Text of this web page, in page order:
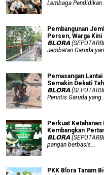
Lembaga Pendidikan
Pembangunan
Persen, Warga
𝗕𝗟𝗢𝗥𝗔
Jembatan Garuda
Pemasangan
Semakin Dekati
𝗕𝗟𝗢𝗥𝗔
Perintis Garuda
​Perkuat Ketahanan
Kembangkan
𝗕𝗟𝗢𝗥𝗔
pangan berbasis...
PKK Blora Tanam